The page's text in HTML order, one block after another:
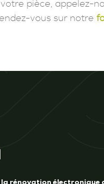
pièce, appelez-
vous sur notre
rénovation électronique